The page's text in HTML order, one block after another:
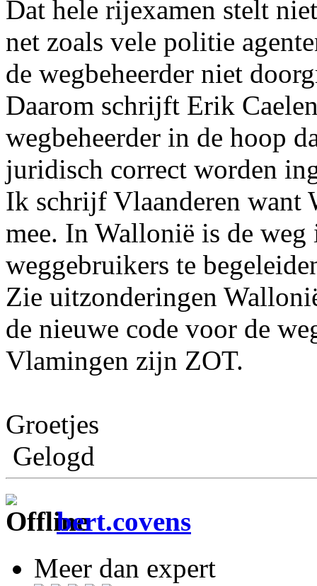
Dat hele rijexamen stelt
net zoals vele politie
de wegbeheerder niet
Daarom schrijft Erik
wegbeheerder in de hoop
juridisch correct worden
Ik schrijf Vlaanderen want
mee. In Wallonië is de
weggebruikers te
Zie uitzonderingen
de nieuwe code voor de
Vlamingen zijn ZOT.
Groetjes
Gelogd
bert.covens
Meer dan expert